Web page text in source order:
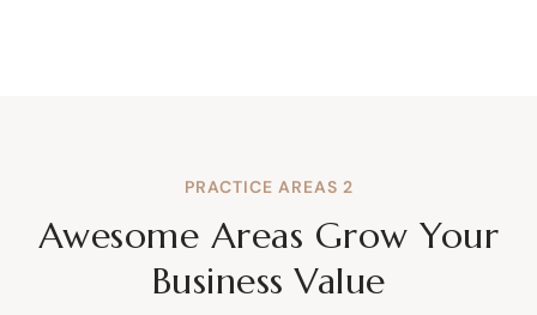
PRACTICE AREAS 2
Awesome Areas Grow Your
Business Value